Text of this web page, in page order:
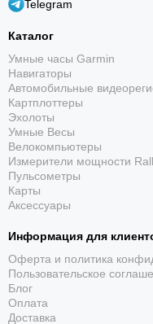
Поддерживает
Telegram
Каталог
Умные часы Garmin
Навигаторы
Автомобильные
Картплоттеры
Эхолоты
Умные Весы
Велокомпьютеры
Измерители мощности
Пульсометры
Карты
Аксессуары
Информация для
Оферта и политика
Пользовательское
Блог
Оплата
Доставка